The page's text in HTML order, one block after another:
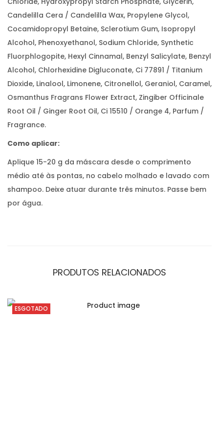
Candelilla Cera / Candelilla Wax, Propylene Glycol,
Cocamidopropyl Betaine, Sclerotium Gum, Isopropyl
Alcohol, Phenoxyethanol, Sodium Chloride, Synthetic
Fluorphlogopite, Hexyl Cinnamal, Benzyl Salicylate, Benzyl
Alcohol, Chlorhexidine Digluconate, Ci 77891 / Titanium
Dioxide, Linalool, Limonene, Citronellol, Geraniol, Caramel,
Osmanthus Fragrans Flower Extract, Zingiber Officinale
Root Oil / Ginger Root Oil, Ci 15510 / Orange 4, Parfum /
Fragrance.
Como aplicar:
Aplique 15-20 g da máscara desde o comprimento
médio até às pontas, no cabelo molhado e lavado com
shampoo. Deixe atuar durante três minutos. Passe bem
por água.
PRODUTOS RELACIONADOS
ESGOTADO